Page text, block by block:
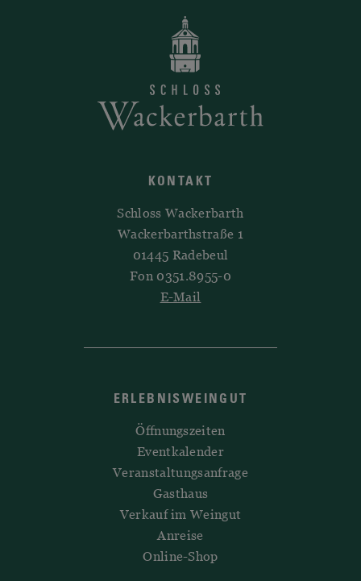
KONTAKT
Schloss Wackerbarth
Wackerbarthstraße 1
01445 Radebeul
Fon 0351.8955-0
E-Mail
ERLEBNISWEINGUT
Öffnungszeiten
Eventkalender
Veranstaltungsanfrage
Gasthaus
Verkauf im Weingut
Anreise
Online-Shop